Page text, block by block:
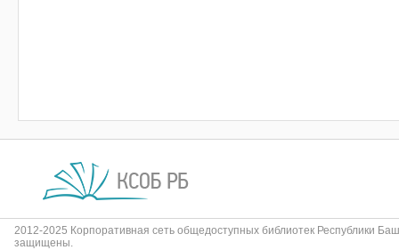
2012-2025 Корпоративная сеть общедоступных библиотек Республики
защищены.